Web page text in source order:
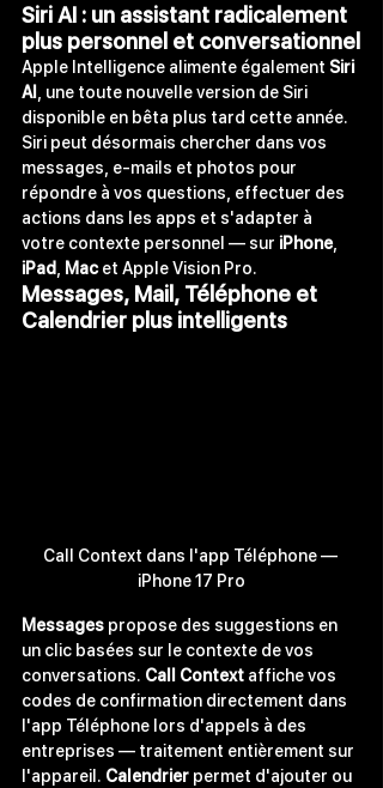
Siri AI : un assistant radicalement
plus personnel et conversationnel
Apple Intelligence alimente également Siri
AI , une toute nouvelle version de Siri
disponible en bêta plus tard cette année.
Siri peut désormais chercher dans vos
messages, e-mails et photos pour
répondre à vos questions, effectuer des
actions dans les apps et s'adapter à
votre contexte personnel — sur iPhone,
iPad Mac et Apple Vision Pro.
Messages, Mail, Téléphone et
Calendrier plus intelligents
Call Context dans l'app Téléphone —
iPhone 17 Pro
Messages propose des suggestions en
un clic basées sur le contexte de vos
conversations. Call Context affiche vos
codes de confirmation directement dans
l'app Téléphone lors d'appels à des
entreprises — traitement entièrement sur
l'appareil. Calendrier permet d'ajouter ou